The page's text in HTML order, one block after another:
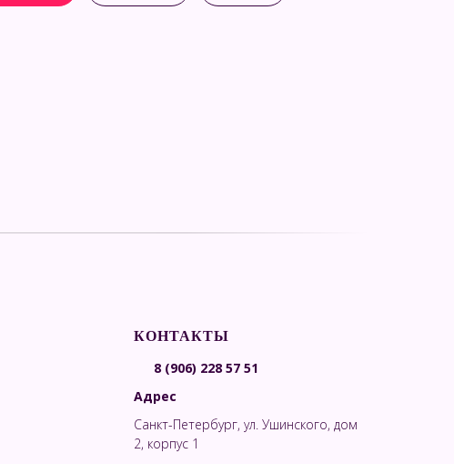
КОНТАКТЫ
8 (906) 228 57 51
Адрес
Санкт-Петербург, ул. Ушинского, дом
2, корпус 1